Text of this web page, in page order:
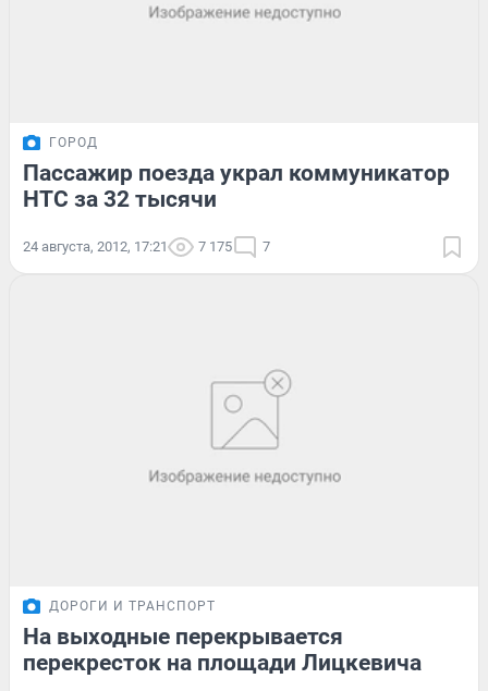
ГОРОД
Пассажир поезда украл коммуникатор
HTC за 32 тысячи
24 августа, 2012, 17:21 7 175 7
ДОРОГИ И ТРАНСПОРТ
На выходные перекрывается
перекресток на площади Лицкевича